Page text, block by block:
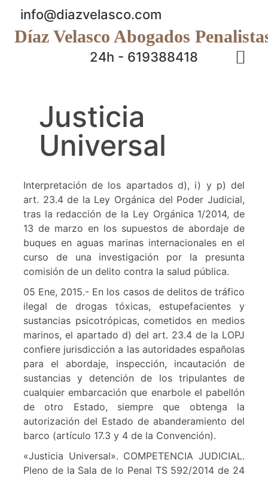
info@diazvelasco.com
Díaz Velasco Abogados
24h - 619388418
Justicia
Universal
Interpretación de los apartados d), i) y p) del
art. 23.4 de la Ley Orgánica del Poder Judicial,
tras la redacción de la Ley Orgánica 1/2014, de
13 de marzo en los supuestos de abordaje de
buques en aguas marinas internacionales en el
curso de una investigación por la presunta
comisión de un delito contra la salud pública.
05 Ene, 2015.- En los casos de delitos de tráfico
ilegal de drogas tóxicas, estupefacientes y
sustancias psicotrópicas, cometidos en medios
marinos, el apartado d) del art. 23.4 de la LOPJ
confiere jurisdicción a las autoridades españolas
para el abordaje, inspección, incautación de
sustancias y detención de los tripulantes de
cualquier embarcación que enarbole el pabellón
de otro Estado, siempre que obtenga la
autorización del Estado de abanderamiento del
barco (artículo 17.3 y 4 de la Convención).
«Justicia Universal». COMPETENCIA JUDICIAL.
Pleno de la Sala de lo Penal TS 592/2014 de 24